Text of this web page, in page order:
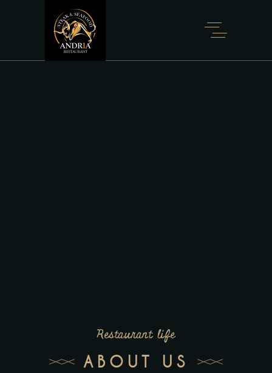
Restaurant life
ABOUT US